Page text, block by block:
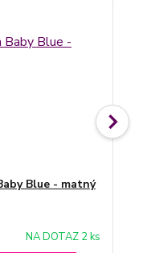
Blue - matný
NA DOTAZ 2 ks